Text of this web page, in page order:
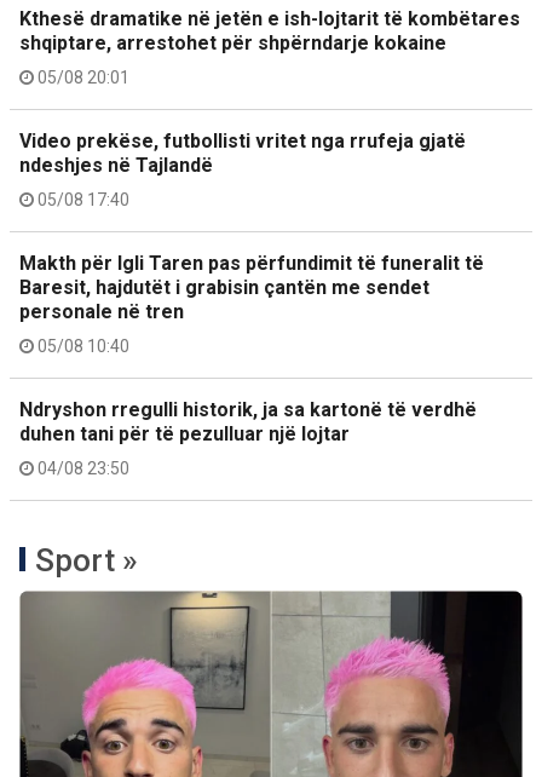
Kthesë dramatike në jetën e ish-lojtarit të kombëtares
shqiptare, arrestohet për shpërndarje kokaine
05/08 20:01
Video prekëse, futbollisti vritet nga rrufeja gjatë
ndeshjes në Tajlandë
05/08 17:40
Makth për Igli Taren pas përfundimit të funeralit të
Baresit, hajdutët i grabisin çantën me sendet
personale në tren
05/08 10:40
Ndryshon rregulli historik, ja sa kartonë të verdhë
duhen tani për të pezulluar një lojtar
04/08 23:50
Sport »